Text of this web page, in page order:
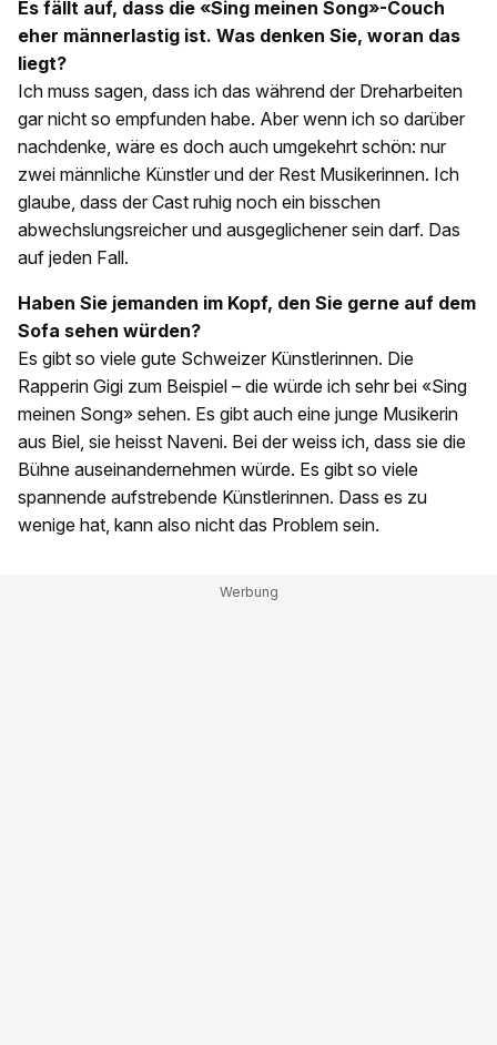
Es fällt auf, dass die «Sing meinen Song»-Couch
eher männerlastig ist. Was denken Sie, woran das
liegt?
Ich muss sagen, dass ich das während der Dreharbeiten
gar nicht so empfunden habe. Aber wenn ich so darüber
nachdenke, wäre es doch auch umgekehrt schön: nur
zwei männliche Künstler und der Rest Musikerinnen. Ich
glaube, dass der Cast ruhig noch ein bisschen
abwechslungsreicher und ausgeglichener sein darf. Das
auf jeden Fall.
Haben Sie jemanden im Kopf, den Sie gerne auf dem
Sofa sehen würden?
Es gibt so viele gute Schweizer Künstlerinnen. Die
Rapperin Gigi zum Beispiel – die würde ich sehr bei «Sing
meinen Song» sehen. Es gibt auch eine junge Musikerin
aus Biel, sie heisst Naveni. Bei der weiss ich, dass sie die
Bühne auseinandernehmen würde. Es gibt so viele
spannende aufstrebende Künstlerinnen. Dass es zu
wenige hat, kann also nicht das Problem sein.